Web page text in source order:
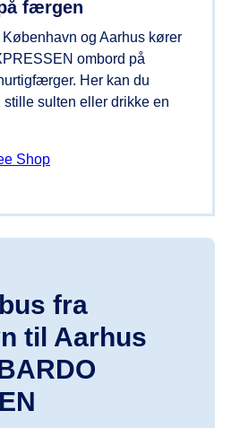
færgen
og Aarhus kører
ombord på
Her kan du
sulten eller drikke en
Shop
fra
til Aarhus